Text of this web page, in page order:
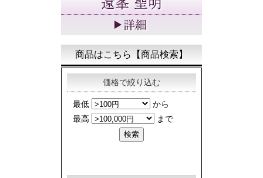
商品はこちら【商品検索】
価格で絞り込む